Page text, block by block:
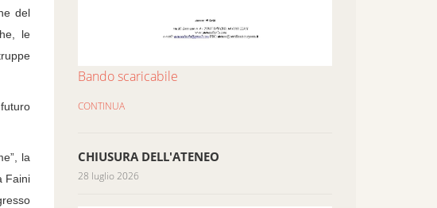
del
le
la
Faini
Bando scaricabile
CONTINUA
CHIUSURA DELL'ATENEO
28 luglio 2026